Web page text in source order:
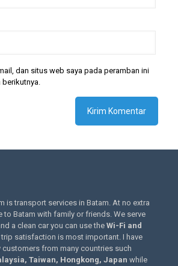
dan situs web saya pada peramban ini
berikutnya.
is transport services in Batam. At no extra
to Batam with family or friends. We serve
a clean car you can use the Wi-Fi and
trip satisfaction is most important. I have
customers from many countries such
Taiwan, Hongkong, Japan while